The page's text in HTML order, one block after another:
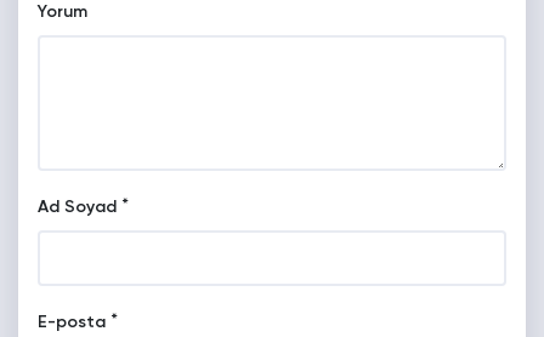
Yorum
Ad Soyad *
E-posta *